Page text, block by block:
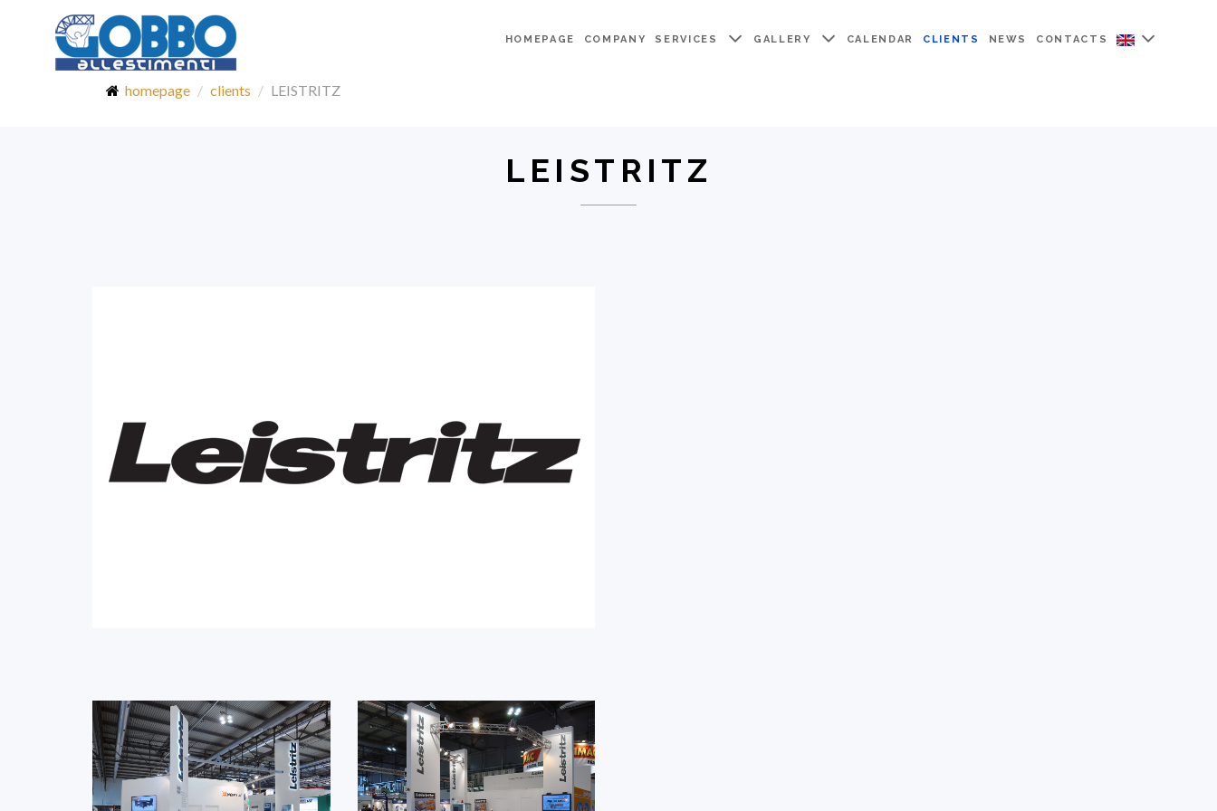
homepage clients LEISTRITZ
HOMEPAGE COMPANY SERVICES GALLERY CALENDAR CLIENTS NEWS CONTACTS
LEISTRITZ